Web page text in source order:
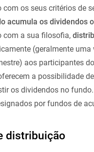
com os seus critérios de
acumula os dividendos
com a sua filosofia,
(geralmente uma
aos participantes
a possibilidade
os dividendos no
por fundos de
distribuição